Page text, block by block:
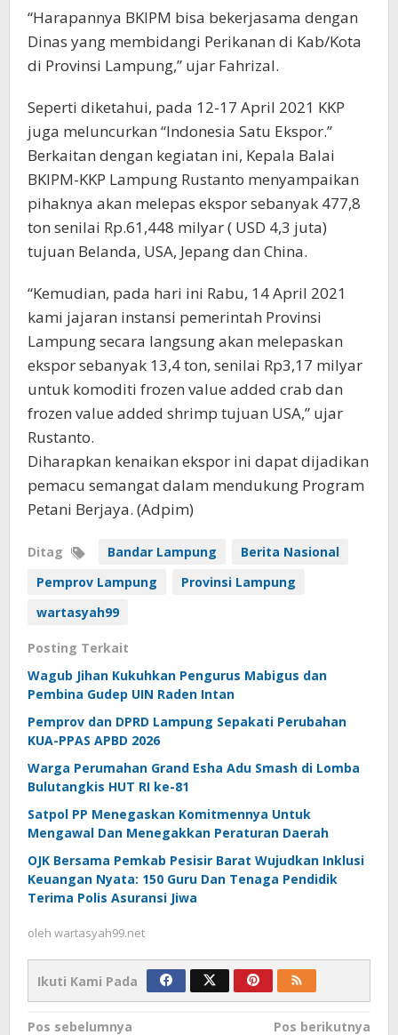
“Harapannya BKIPM bisa bekerjasama dengan
Dinas yang membidangi Perikanan di Kab/Kota
di Provinsi Lampung,” ujar Fahrizal.
Seperti diketahui, pada 12-17 April 2021 KKP
juga meluncurkan “Indonesia Satu Ekspor.”
Berkaitan dengan kegiatan ini, Kepala Balai
BKIPM-KKP Lampung Rustanto menyampaikan
pihaknya akan melepas ekspor sebanyak 477,8
ton senilai Rp.61,448 milyar ( USD 4,3 juta)
tujuan Belanda, USA, Jepang dan China.
“Kemudian, pada hari ini Rabu, 14 April 2021
kami jajaran instansi pemerintah Provinsi
Lampung secara langsung akan melepaskan
ekspor sebanyak 13,4 ton, senilai Rp3,17 milyar
untuk komoditi frozen value added crab dan
frozen value added shrimp tujuan USA,” ujar
Rustanto.
Diharapkan kenaikan ekspor ini dapat dijadikan
pemacu semangat dalam mendukung Program
Petani Berjaya. (Adpim)
Ditag Bandar Lampung
Berita Nasional
Pemprov Lampung
Provinsi Lampung
wartasyah99
Posting Terkait
Wagub Jihan Kukuhkan Pengurus Mabigus dan
Pembina Gudep UIN Raden Intan
Pemprov dan DPRD Lampung Sepakati Perubahan
KUA-PPAS APBD 2026
Warga Perumahan Grand Esha Adu Smash di Lomba
Bulutangkis HUT RI ke-81
Satpol PP Menegaskan Komitmennya Untuk
Mengawal Dan Menegakkan Peraturan Daerah
OJK Bersama Pemkab Pesisir Barat Wujudkan Inklusi
Keuangan Nyata: 150 Guru Dan Tenaga Pendidik
Terima Polis Asuransi Jiwa
oleh wartasyah99.net
Ikuti Kami Pada
Pos sebelumnya Pos berikutnya